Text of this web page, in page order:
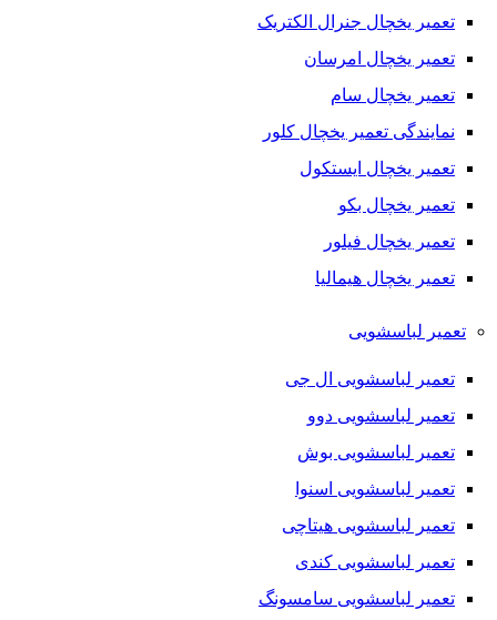
تعمیر یخچال جنرال الکتریک
تعمیر یخچال امرسان
تعمیر یخچال سام
نمایندگی تعمیر یخچال کلور
تعمیر یخچال ایستکول
تعمیر یخچال بکو
تعمیر یخچال فیلور
تعمیر یخچال هیمالیا
تعمیر لباسشویی
تعمیر لباسشویی ال جی
تعمیر لباسشویی دوو
تعمیر لباسشویی بوش
تعمیر لباسشویی اسنوا
تعمیر لباسشویی هیتاچی
تعمیر لباسشویی کندی
تعمیر لباسشویی سامسونگ